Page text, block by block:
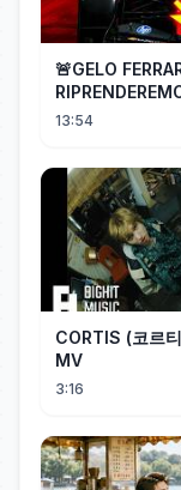
🚨GELO
13:54
CORTIS (코르
MV
3:16